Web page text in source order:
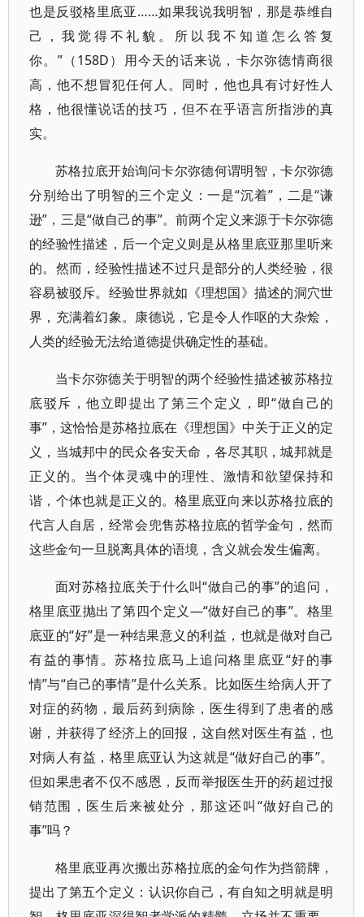
也是反驳格里底亚……如果我说我明智，那是恭维自
己，我觉得不礼貌。所以我不知道怎么答复
你。”（158D）用今天的话来说，卡尔弥德情商很
高，他不想冒犯任何人。同时，他也具有讨好性人
格，他很懂说话的技巧，但不在乎语言所指涉的真
实。
苏格拉底开始询问卡尔弥德何谓明智，卡尔弥德
分别给出了明智的三个定义：一是“沉着”，二是“谦
逊”，三是“做自己的事”。前两个定义来源于卡尔弥德
的经验性描述，后一个定义则是从格里底亚那里听来
的。然而，经验性描述不过只是部分的人类经验，很
容易被驳斥。经验世界就如《理想国》描述的洞穴世
界，充满着幻象。康德说，它是令人作呕的大杂烩，
人类的经验无法给道德提供确定性的基础。
当卡尔弥德关于明智的两个经验性描述被苏格拉
底驳斥，他立即提出了第三个定义，即“做自己的
事”，这恰恰是苏格拉底在《理想国》中关于正义的定
义，当城邦中的民众各安天命，各尽其职，城邦就是
正义的。当个体灵魂中的理性、激情和欲望保持和
谐，个体也就是正义的。格里底亚向来以苏格拉底的
代言人自居，经常会兜售苏格拉底的哲学金句，然而
这些金句一旦脱离具体的语境，含义就会发生偏离。
面对苏格拉底关于什么叫“做自己的事”的追问，
格里底亚抛出了第四个定义—“做好自己的事”。格里
底亚的“好”是一种结果意义的利益，也就是做对自己
有益的事情。苏格拉底马上追问格里底亚“好的事
情”与“自己的事情”是什么关系。比如医生给病人开了
对症的药物，最后药到病除，医生得到了患者的感
谢，并获得了经济上的回报，这自然对医生有益，也
对病人有益，格里底亚认为这就是“做好自己的事”。
但如果患者不仅不感恩，反而举报医生开的药超过报
销范围，医生后来被处分，那这还叫“做好自己的
事”吗？
格里底亚再次搬出苏格拉底的金句作为挡箭牌，
提出了第五个定义：认识你自己，有自知之明就是明